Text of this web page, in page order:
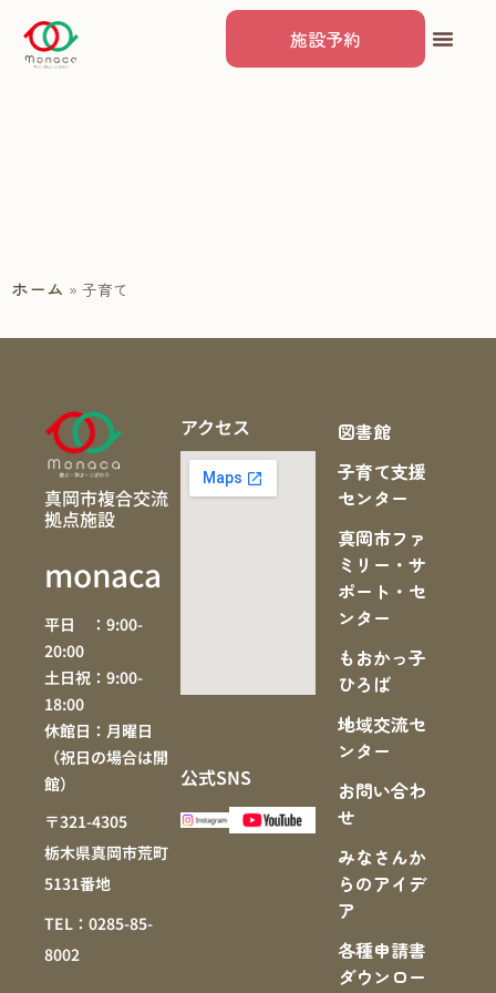
施設予約
ホーム » 子育て
真岡市複合交流
拠点施設
monaca
平日 ：9:00-
20:00
土日祝：9:00-
18:00
休館日：月曜日
（祝日の場合は開
館）
〒321-4305
栃木県真岡市荒町
5131番地
TEL：0285-85-
8002
アクセス
公式SNS
図書館
子育て支援
センター
真岡市ファ
ミリー・サ
ポート・セ
ンター
もおかっ子
ひろば
地域交流セ
ンター
お問い合わ
せ
みなさんか
らのアイデ
ア
各種申請書
ダウンロー